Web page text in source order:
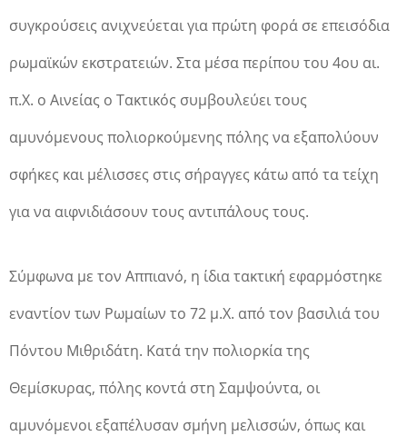
συγκρούσεις ανιχνεύεται για πρώτη φορά σε επεισόδια
ρωμαϊκών εκστρατειών. Στα μέσα περίπου του 4ου αι.
π.Χ. ο Αινείας ο Τακτικός συμβουλεύει τους
αμυνόμενους πολιορκούμενης πόλης να εξαπολύουν
σφήκες και μέλισσες στις σήραγγες κάτω από τα τείχη
για να αιφνιδιάσουν τους αντιπάλους τους.
Σύμφωνα με τον Αππιανό, η ίδια τακτική εφαρμόστηκε
εναντίον των Ρωμαίων το 72 μ.Χ. από τον βασιλιά του
Πόντου Μιθριδάτη. Κατά την πολιορκία της
Θεμίσκυρας, πόλης κοντά στη Σαμψούντα, οι
αμυνόμενοι εξαπέλυσαν σμήνη μελισσών, όπως και